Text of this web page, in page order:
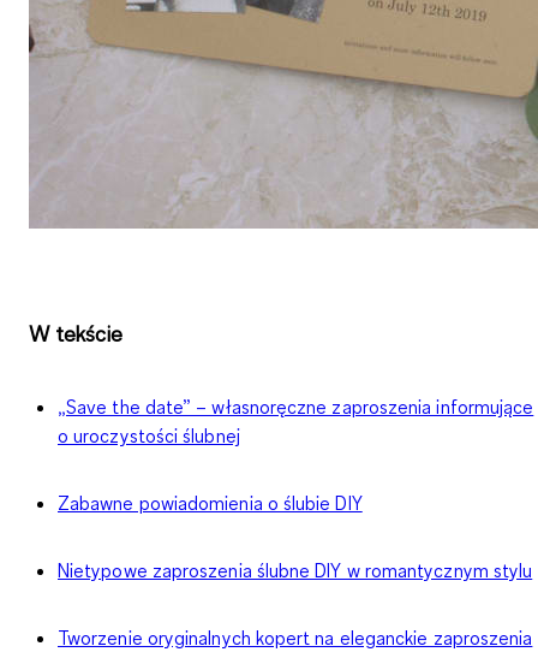
W tekście
„Save the date” – własnoręczne zaproszenia informujące
o uroczystości ślubnej
Zabawne powiadomienia o ślubie DIY
Nietypowe zaproszenia ślubne DIY w romantycznym stylu
Tworzenie oryginalnych kopert na eleganckie zaproszenia